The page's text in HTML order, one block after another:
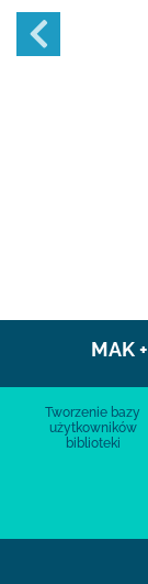
MAK +
Tworzenie bazy
użytkowników
biblioteki